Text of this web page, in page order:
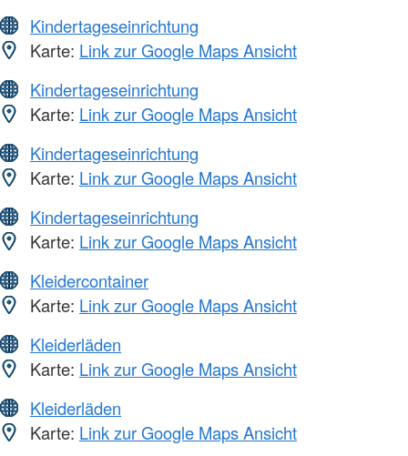
Kindertageseinrichtung
Karte: Link zur Google Maps Ansicht
Kindertageseinrichtung
Karte: Link zur Google Maps Ansicht
Kindertageseinrichtung
Karte: Link zur Google Maps Ansicht
Kindertageseinrichtung
Karte: Link zur Google Maps Ansicht
Kleidercontainer
Karte: Link zur Google Maps Ansicht
Kleiderläden
Karte: Link zur Google Maps Ansicht
Kleiderläden
Karte: Link zur Google Maps Ansicht